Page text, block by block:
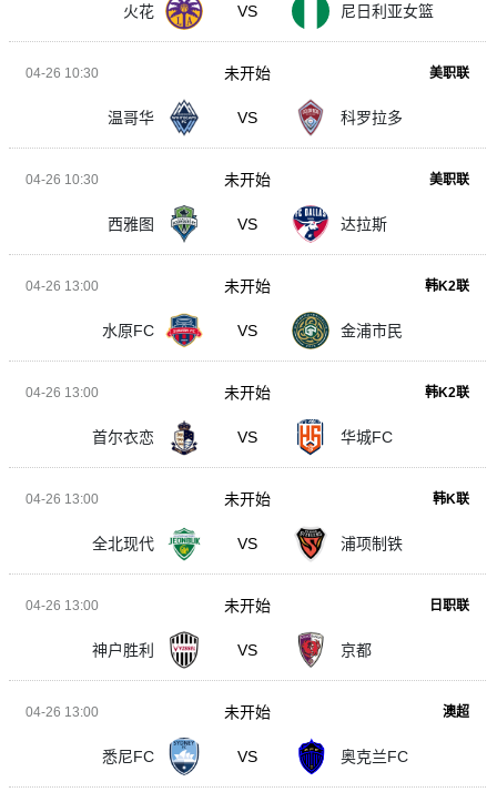
火花 VS 尼日利亚女篮
04-26 10:30 美职联
温哥华 VS 科罗拉多
未开始
04-26 10:30 美职联
西雅图 VS 达拉斯
未开始
04-26 13:00 韩K2联
水原FC VS 金浦市民
未开始
04-26 13:00 韩K2联
首尔衣恋 VS 华城FC
未开始
04-26 13:00 韩K联
全北现代 VS 浦项制铁
未开始
04-26 13:00 日职联
神户胜利 VS 京都
未开始
04-26 13:00 澳超
悉尼FC VS 奥克兰FC
未开始